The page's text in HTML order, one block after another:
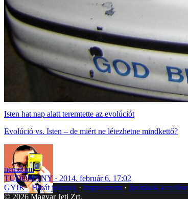
Isten hat nap alatt teremtette az evolúciót
Evolúció vs. Isten – de miért ne létezhetne mindkettő?
nemdomi
TUDOMÁNY
2014. február 6. 17:02
GYIK Hibát jelentek Impresszum Javítások kezelése
© 2026 Magyar Jeti Zrt.